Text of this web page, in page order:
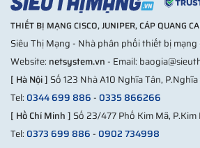
THIẾT BỊ MẠNG CISCO, JUNIPER, CÁP QUANG
Siêu Thị Mạng - Nhà phân phối thiết bị
Website: netsystem.vn- Email:
[ Hà Nội ] Số 123 Nhà A10 Nghĩa Tân,
Tel:0344 699 886-0335 866266
[ Hồ Chí Minh ] Số 23/477 Phố Kim Mã,
Tel:0373 699 886-0902 734998